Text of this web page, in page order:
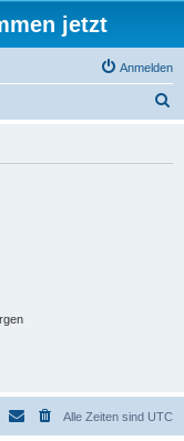
jetzt
Anmelden
Alle Zeiten sind UTC